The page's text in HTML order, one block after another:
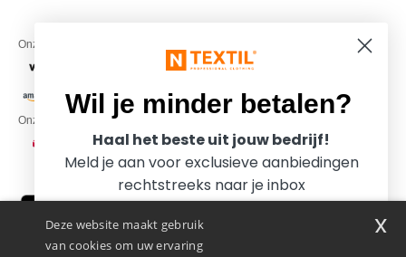
Onze financiële partners
Onze transporteurs
Deze website maakt gebruik
van cookies om uw ervaring
x
Wil je minder betalen?
Haal het beste uit jouw bedrijf!
Meld je aan voor exclusieve aanbiedingen
rechtstreeks naar je inbox